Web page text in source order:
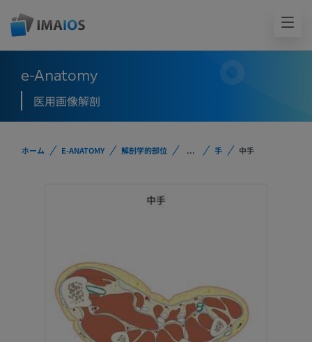
e-Anatomy
医用画像解剖
ホーム E-ANATOMY 解剖学的部位 ... 手 中手